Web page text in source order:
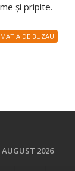
și pripite.
DE BUZAU
AUGUST 2026